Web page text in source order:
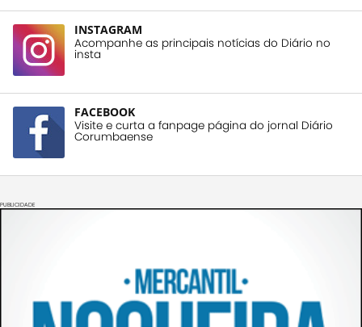
INSTAGRAM
Acompanhe as principais notícias do Diário no
insta
FACEBOOK
Visite e curta a fanpage página do jornal Diário
Corumbaense
PUBLICIDADE